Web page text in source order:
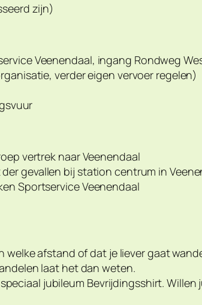
zijn)
Veenendaal, ingang Rondweg
verder eigen vervoer regelen)
vertrek naar Veenendaal
gevallen bij station centrum in
Sportservice Veenendaal
welke afstand of dat je liever gaat
laat het dan weten.
jubileum Bevrijdingsshirt.